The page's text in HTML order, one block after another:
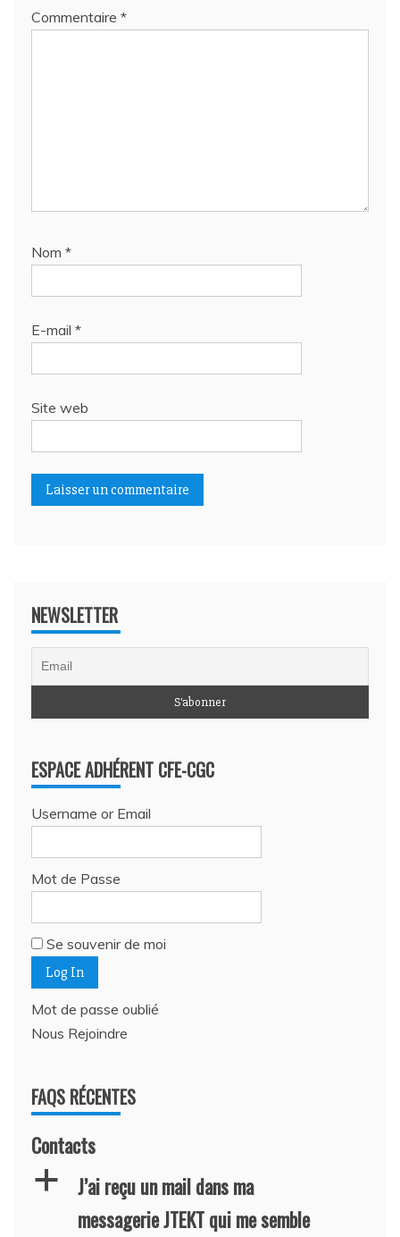
Commentaire *
Nom *
E-mail *
Site web
NEWSLETTER
ESPACE ADHÉRENT CFE-CGC
Username or Email
Mot de Passe
Se souvenir de moi
Mot de passe oublié
Nous Rejoindre
FAQS RÉCENTES
Contacts
a
J’ai reçu un mail dans ma
messagerie JTEKT qui me semble